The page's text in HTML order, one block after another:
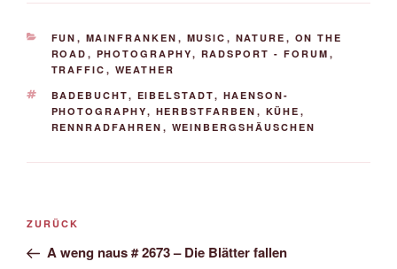
KATEGORIEN
FUN , MAINFRANKEN , MUSIC , NATURE , ON THE
ROAD , PHOTOGRAPHY, RADSPORT - FORUM ,
TRAFFIC , WEATHER
SCHLAGWÖRTER
BADEBUCHT, EIBELSTADT, HAENSON-
PHOTOGRAPHY, HERBSTFARBEN , KÜHE ,
RENNRADFAHREN , WEINBERGSHÄUSCHEN
Beitrags-
Vorheriger
Beitrag
ZURÜCK
A weng naus # 2673 – Die Blätter fallen